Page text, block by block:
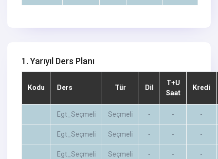
1. Yarıyıl Ders Planı
Kodu Ders Tür Dil
T+U
Saat
Kredi
Egt_Seçmeli Seçmeli - - -
Egt_Seçmeli Seçmeli - - -
Egt_Seçmeli Seçmeli - - -